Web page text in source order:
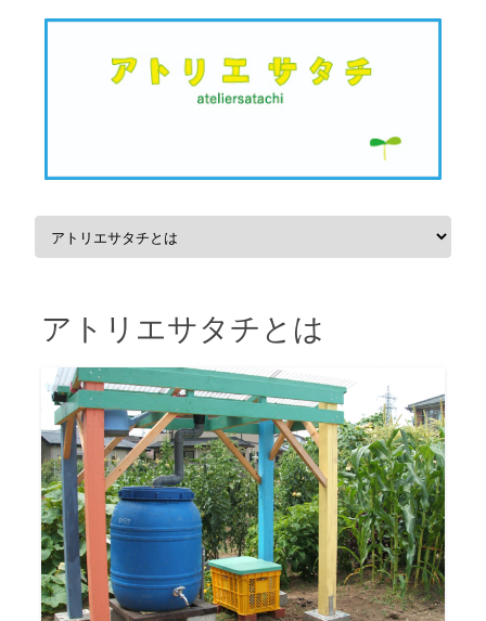
Skip to content
アトリエサタチとは